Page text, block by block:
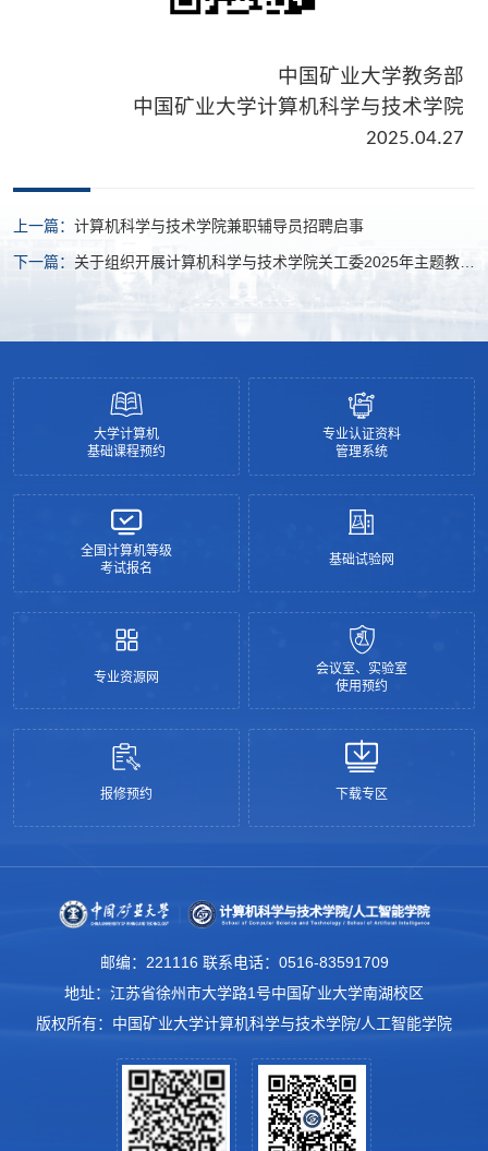
中国矿业大学教务部
中国矿业大学计算机科学与技术学院
2025.04.27
上一篇： 计算机科学与技术学院兼职辅导员招聘启事
下一篇： 关于组织开展计算机科学与技术学院关工委2025年主题教育
大学计算机
基础课程预约
专业认证资料
管理系统
全国计算机等级
考试报名
基础试验网
专业资源网
会议室、实验室
使用预约
报修预约 下载专区
邮编：221116 联系电话：0516-83591709
地址：江苏省徐州市大学路1号中国矿业大学南湖校区
版权所有：中国矿业大学计算机科学与技术学院/人工智能学院